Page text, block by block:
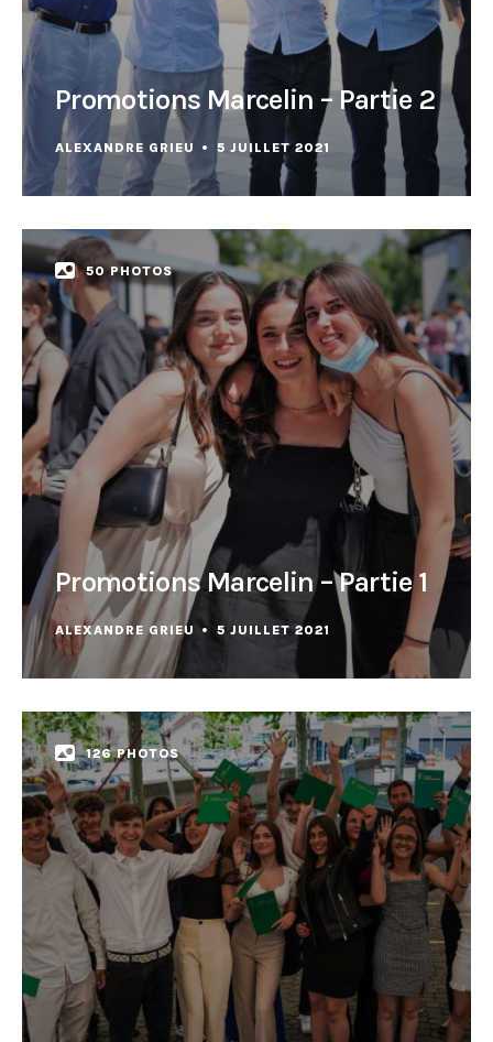
Promotions Marcelin – Partie 2
ALEXANDRE GRIEU 5 JUILLET 2021
50 PHOTOS
Promotions Marcelin – Partie 1
ALEXANDRE GRIEU 5 JUILLET 2021
126 PHOTOS